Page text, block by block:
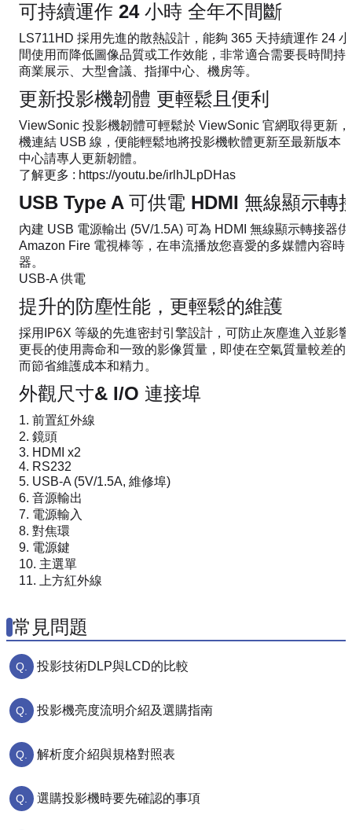
可持續運作 24 小時 全年不間斷
LS711HD 採用先進的散熱設計，能夠 365 天持續運作 24
間使用而降低圖像品質或工作效能，非常適合需要長時間持
商業展示、大型會議、指揮中心、機房等。
更新投影機韌體 更輕鬆且便利
ViewSonic 投影機韌體可輕鬆於 ViewSonic 官網取得更新
機連結 USB 線，便能輕鬆地將投影機軟體更新至最新版本
中心請專人更新韌體。
了解更多 : https://youtu.be/irlhJLpDHas
USB Type A 可供電 HDMI 無線顯示轉
內建 USB 電源輸出 (5V/1.5A) 可為 HDMI 無線顯示轉接器
Amazon Fire 電視棒等，在串流播放您喜愛的多媒體內容時
器。
USB-A 供電
提升的防塵性能，更輕鬆的維護
採用IP6X 等級的先進密封引擎設計，可防止灰塵進入並影
更長的使用壽命和一致的影像質量，即使在空氣質量較差的
而節省維護成本和精力。
外觀尺寸& I/O 連接埠
前置紅外線
鏡頭
HDMI x2
RS232
USB-A (5V/1.5A, 維修埠)
音源輸出
電源輸入
對焦環
電源鍵
主選單
上方紅外線
常見問題
投影技術DLP與LCD的比較
投影機亮度流明介紹及選購指南
解析度介紹與規格對照表
選購投影機時要先確認的事項